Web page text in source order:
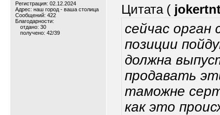
Регистрация: 02.12.2024
Адрес: наш город - ваша столица
Сообщений: 422
Благодарности:
отдано: 30
получено: 42/39
Цитата (
сейчас
позиции
должна
продавать
таможне
как это